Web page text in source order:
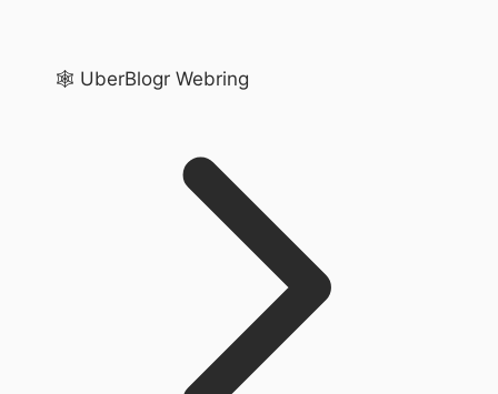
🕸️ UberBlogr Webring